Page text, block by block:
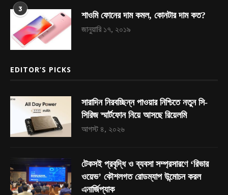
3
শাওমি ফোনের দাম কমল, কোনটার দাম কত?
জানুয়ারি ১৭, ২০১৯
EDITOR’S PICKS
সারাদিন নিরবচ্ছিন্ন পাওয়ার নিশ্চিতে নতুন সি-
সিরিজ স্মার্টফোন নিয়ে আসছে রিয়েলমি
আগস্ট ৪, ২০২৬
টেকসই প্রবৃদ্ধি ও ব্যবসা সম্প্রসারণে ‘রিভার
ওয়েভ’ কৌশলগত রোডম্যাপ উন্মোচন করল
এনার্জিপ্যাক